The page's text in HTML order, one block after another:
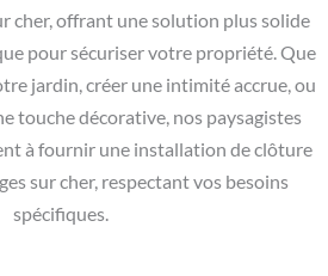
cher, offrant une solution plus solide
pour sécuriser votre propriété. Que
jardin, créer une intimité accrue, ou
touche décorative, nos paysagistes
à fournir une installation de clôture
sur cher, respectant vos besoins
spécifiques.